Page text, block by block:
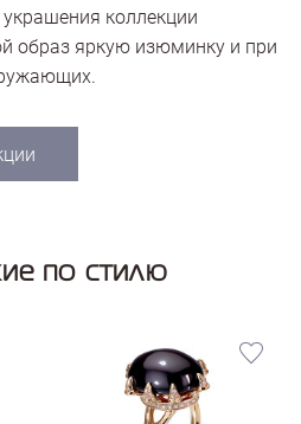
коллекции
образ яркую изюминку и при
по стилю